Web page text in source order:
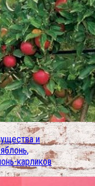
и
карликов